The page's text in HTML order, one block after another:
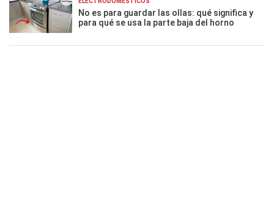
No es para guardar las ollas: qué significa y
para qué se usa la parte baja del horno